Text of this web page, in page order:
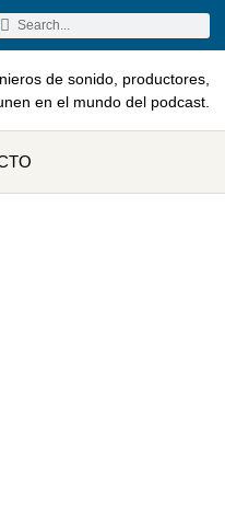
de sonido, productores,
en el mundo del podcast.